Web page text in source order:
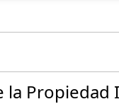
la Propiedad